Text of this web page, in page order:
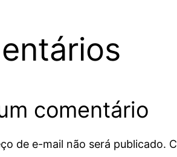
comentário
de e-mail não será publicado.